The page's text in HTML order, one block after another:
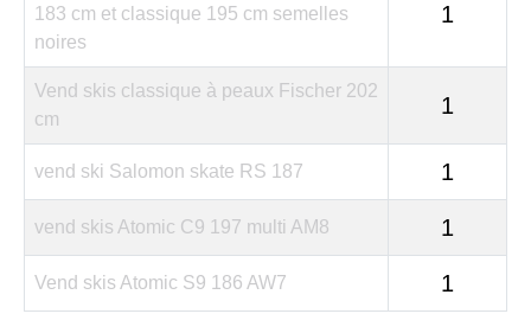
183 cm et classique 195 cm semelles
noires
1
Vend skis classique à peaux Fischer 202
cm
1
vend ski Salomon skate RS 187 1
vend skis Atomic C9 197 multi AM8 1
Vend skis Atomic S9 186 AW7 1